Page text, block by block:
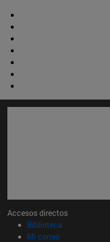
Accesos directos
Biblioteca
Mi correo(abre en